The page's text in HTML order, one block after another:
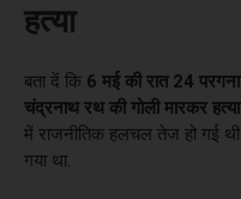
हत्या
बता दें कि 6 मई की रात 24
चंद्रनाथ रथ की गोली मारकर
में राजनीतिक हलचल तेज हो गई
गया था.